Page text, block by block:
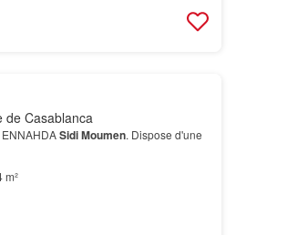
Casablanca
SidiMoumen. Dispose d'une
m²